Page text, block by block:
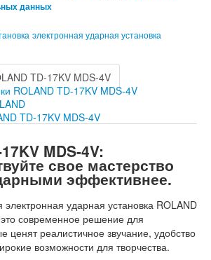
данных
электронная ударная установка
TD-17KV MDS-4V
ROLAND TD-17KV MDS-4V
TD-17KV MDS-4V
MDS-4V:
свое мастерство
эффективнее.
ударная установка ROLAND
современное решение для
ценят реалистичное звучание, удобство
возможности для творчества.